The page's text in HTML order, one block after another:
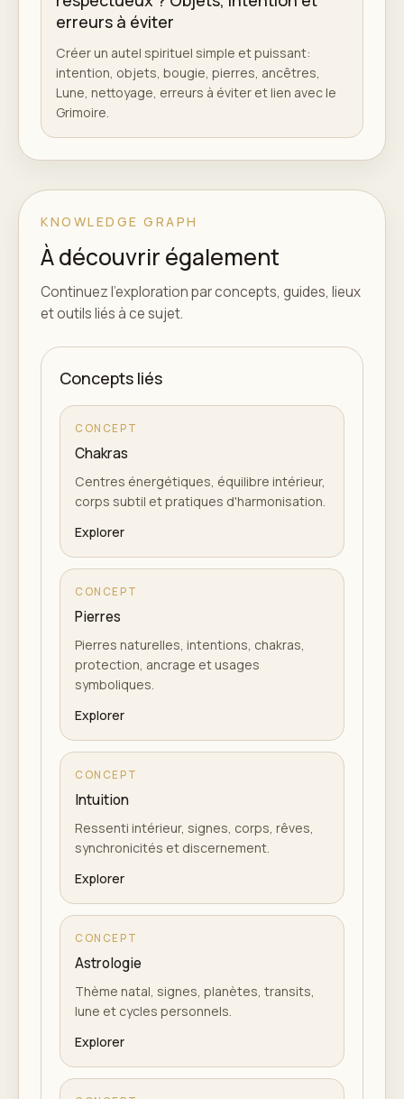
erreurs à éviter
Créer un autel spirituel simple et puissant:
intention, objets, bougie, pierres, ancêtres,
Lune, nettoyage, erreurs à éviter et lien avec le
Grimoire.
KNOWLEDGE GRAPH
À découvrir également
Continuez l'exploration par concepts, guides, lieux
et outils liés à ce sujet.
Concepts liés
CONCEPT
Chakras
Centres énergétiques, équilibre intérieur,
corps subtil et pratiques d'harmonisation.
Explorer
CONCEPT
Pierres
Pierres naturelles, intentions, chakras,
protection, ancrage et usages
symboliques.
Explorer
CONCEPT
Intuition
Ressenti intérieur, signes, corps, rêves,
synchronicités et discernement.
Explorer
CONCEPT
Astrologie
Thème natal, signes, planètes, transits,
lune et cycles personnels.
Explorer